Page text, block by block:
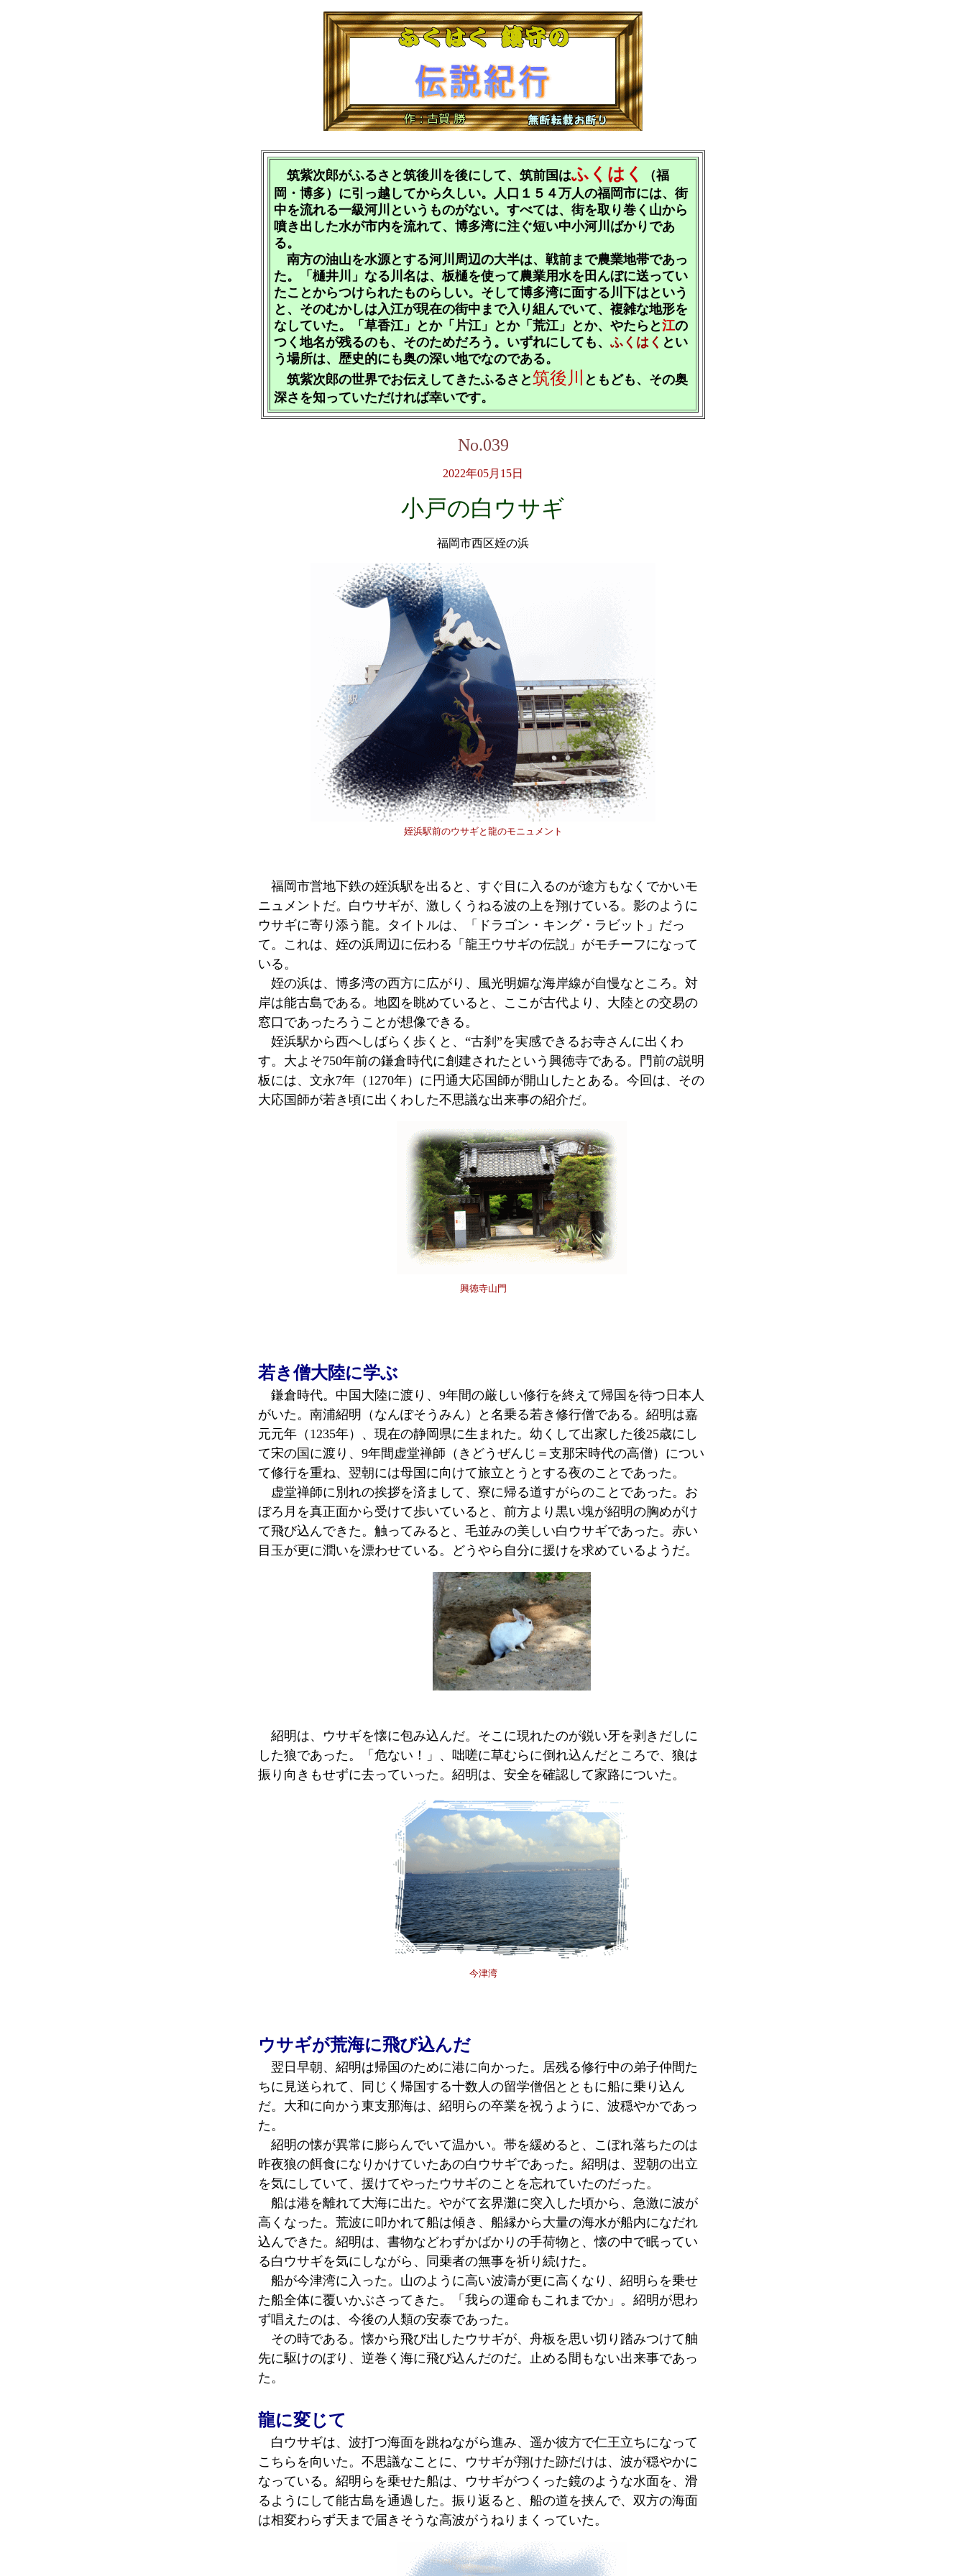
筑紫次郎がふるさと筑後川を後にして、筑前国はふくはく
（福
岡・博多）に引っ越してから久しい。人口１５４万人の福岡市には、街
中を流れる一級河川というものがない。すべては、街を取り巻く山から
噴き出した水が市内を流れて、博多湾に注ぐ短い中小河川ばかりであ
る。
南方の油山を水源とする河川周辺の大半は、戦前まで農業地帯であっ
た。「樋井川」なる川名は、板樋を使って農業用水を田んぼに送ってい
たことからつけられたものらしい。そして博多湾に面する川下はという
と、そのむかしは入江が現在の街中まで入り組んでいて、複雑な地形を
なしていた。「草香江」とか「片江」とか「荒江」とか、やたらと江の
つく地名が残るのも、そのためだろう。いずれにしても、 ふくはく とい
う場所は、歴史的にも奥の深い地でなのである。
筑紫次郎の世界でお伝えしてきたふるさと 筑後川
ともども、その奥
深さを知っていただければ幸いです。
No.039
2022年05月15日
小戸の白ウサギ
福岡市西区姪の浜
姪浜駅前のウサギと龍のモニュメント
福岡市営地下鉄の姪浜駅を出ると、すぐ目に入るのが途方もなくでかいモ
ニュメントだ。白ウサギが、激しくうねる波の上を翔けている。影のように
ウサギに寄り添う龍。タイトルは、「ドラゴン・キング・ラビット」だっ
て。これは、姪の浜周辺に伝わる「龍王ウサギの伝説」がモチーフになって
いる。
姪の浜は、博多湾の西方に広がり、風光明媚な海岸線が自慢なところ。対
岸は能古島である。地図を眺めていると、ここが古代より、大陸との交易の
窓口であったろうことが想像できる。
姪浜駅から西へしばらく歩くと、“古刹”を実感できるお寺さんに出くわ
す。大よそ750年前の鎌倉時代に創建されたという興徳寺である。門前の説明
板には、文永7年（1270年）に円通大応国師が開山したとある。今回は、その
大応国師が若き頃に出くわした不思議な出来事の紹介だ。
興徳寺山門
若き僧大陸に学ぶ
鎌倉時代。中国大陸に渡り、9年間の厳しい修行を終えて帰国を待つ日本人
がいた。南浦紹明（なんぽそうみん）と名乗る若き修行僧である。紹明は嘉
元元年（1235年）、現在の静岡県に生まれた。幼くして出家した後25歳にし
て宋の国に渡り、9年間虚堂禅師（きどうぜんじ＝支那宋時代の高僧）につい
て修行を重ね、翌朝には母国に向けて旅立とうとする夜のことであった。
虚堂禅師に別れの挨拶を済まして、寮に帰る道すがらのことであった。お
ぼろ月を真正面から受けて歩いていると、前方より黒い塊が紹明の胸めがけ
て飛び込んできた。触ってみると、毛並みの美しい白ウサギであった。赤い
目玉が更に潤いを漂わせている。どうやら自分に援けを求めているようだ。
紹明は、ウサギを懐に包み込んだ。そこに現れたのが鋭い牙を剥きだしに
した狼であった。「危ない！」、咄嗟に草むらに倒れ込んだところで、狼は
振り向きもせずに去っていった。紹明は、安全を確認して家路についた。
今津湾
ウサギが荒海に飛び込んだ
翌日早朝、紹明は帰国のために港に向かった。居残る修行中の弟子仲間た
ちに見送られて、同じく帰国する十数人の留学僧侶とともに船に乗り込ん
だ。大和に向かう東支那海は、紹明らの卒業を祝うように、波穏やかであっ
た。
紹明の懐が異常に膨らんでいて温かい。帯を緩めると、こぼれ落ちたのは
昨夜狼の餌食になりかけていたあの白ウサギであった。紹明は、翌朝の出立
を気にしていて、援けてやったウサギのことを忘れていたのだった。
船は港を離れて大海に出た。やがて玄界灘に突入した頃から、急激に波が
高くなった。荒波に叩かれて船は傾き、船縁から大量の海水が船内になだれ
込んできた。紹明は、書物などわずかばかりの手荷物と、懐の中で眠ってい
る白ウサギを気にしながら、同乗者の無事を祈り続けた。
船が今津湾に入った。山のように高い波濤が更に高くなり、紹明らを乗せ
た船全体に覆いかぶさってきた。「我らの運命もこれまでか」。紹明が思わ
ず唱えたのは、今後の人類の安泰であった。
その時である。懐から飛び出したウサギが、舟板を思い切り踏みつけて舳
先に駆けのぼり、逆巻く海に飛び込んだのだ。止める間もない出来事であっ
た。
龍に変じて
白ウサギは、波打つ海面を跳ねながら進み、遥か彼方で仁王立ちになって
こちらを向いた。不思議なことに、ウサギが翔けた跡だけは、波が穏やかに
なっている。紹明らを乗せた船は、ウサギがつくった鏡のような水面を、滑
るようにして能古島を通過した。振り返ると、船の道を挟んで、双方の海面
は相変わらず天まで届きそうな高波がうねりまくっていた。